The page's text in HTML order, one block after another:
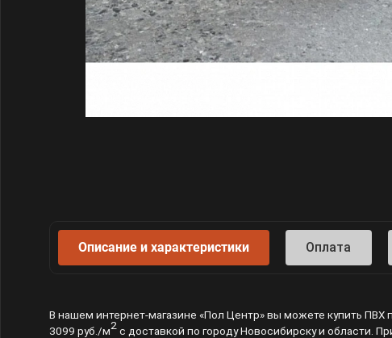
Описание и характеристики Оплата
В нашем интернет-магазине «Пол Центр» вы можете купить ПВХ
3099 руб./м2с доставкой по городу Новосибирску и области.